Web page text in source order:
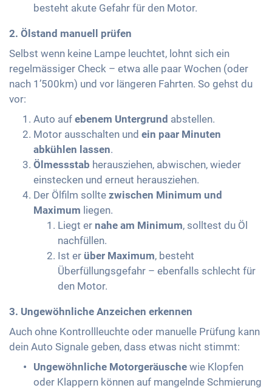
besteht akute Gefahr für den Motor.
2. Ölstand manuell prüfen
Selbst wenn keine Lampe leuchtet, lohnt sich ein
regelmässiger Check – etwa alle paar Wochen (oder
nach 1’500km) und vor längeren Fahrten. So gehst du
vor:
Auto auf ebenem Untergrund abstellen.
Motor ausschalten und ein paar Minuten
abkühlen lassen.
Ölmessstab herausziehen, abwischen, wieder
einstecken und erneut herausziehen.
Der Ölfilm sollte zwischen Minimum und
Maximum liegen.
Liegt er nahe am Minimum, solltest du Öl
nachfüllen.
Ist er über Maximum, besteht
Überfüllungsgefahr – ebenfalls schlecht für
den Motor.
3. Ungewöhnliche Anzeichen erkennen
Auch ohne Kontrollleuchte oder manuelle Prüfung kann
dein Auto Signale geben, dass etwas nicht stimmt:
Ungewöhnliche Motorgeräusche wie Klopfen
oder Klappern können auf mangelnde Schmierung